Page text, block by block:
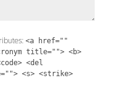
<a href=""
title=""> <b>
<del
<s> <strike>